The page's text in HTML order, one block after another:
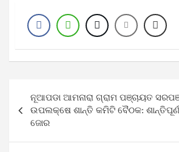
navigation
ନୂଆପଡା ଆମନାରା ଗ୍ରାମ ପଞ୍ଚାୟତ
ଉପଲକ୍ଷେ ଶାନ୍ତି କମିଟି ବୈଠକ:
ଜୋର